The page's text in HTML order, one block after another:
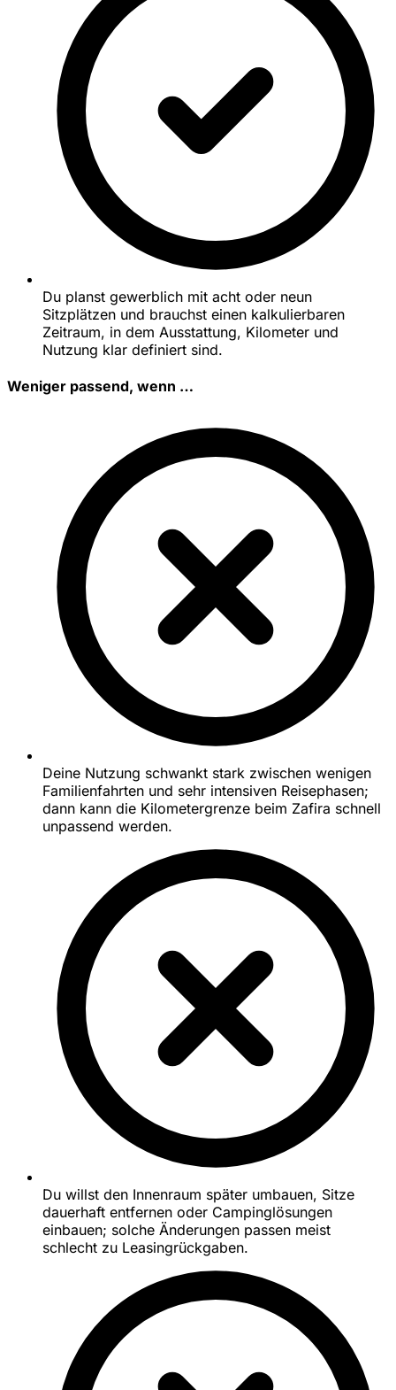
Du planst gewerblich mit acht oder neun
Sitzplätzen und brauchst einen kalkulierbaren
Zeitraum, in dem Ausstattung, Kilometer und
Nutzung klar definiert sind.
Weniger passend, wenn …
Deine Nutzung schwankt stark zwischen wenigen
Familienfahrten und sehr intensiven Reisephasen;
dann kann die Kilometergrenze beim Zafira schnell
unpassend werden.
Du willst den Innenraum später umbauen, Sitze
dauerhaft entfernen oder Campinglösungen
einbauen; solche Änderungen passen meist
schlecht zu Leasingrückgaben.